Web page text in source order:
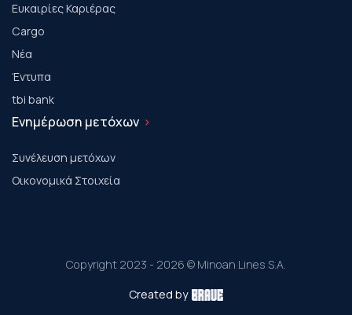
Ευκαιρίες Καριέρας
Cargo
Νέα
Έντυπα
tbi bank
Ενημέρωση μετόχων
Συνέλευση μετόχων
Οικονομικά Στοιχεία
Copyright 2023 - 2026 © Minoan Lines S.A.
Created by